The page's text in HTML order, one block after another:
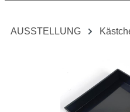
AUSSTELLUNG